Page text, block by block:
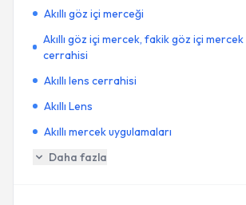
Akıllı göz içi merceği
Akıllı göz içi mercek, fakik göz içi
cerrahisi
Akıllı lens cerrahisi
Akıllı Lens
Akıllı mercek uygulamaları
Daha fazla